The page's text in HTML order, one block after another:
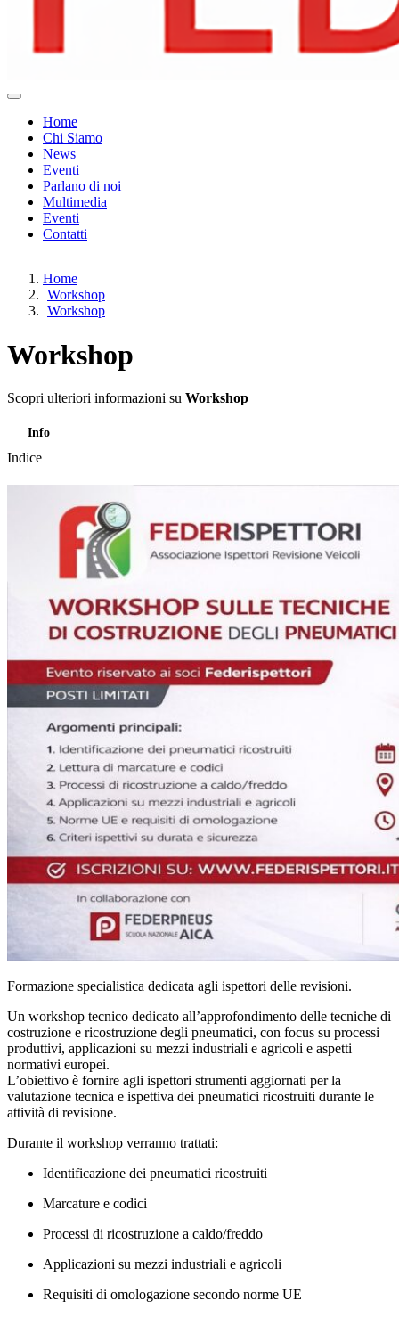
Home
Chi Siamo
News
Eventi
Parlano di noi
Multimedia
Eventi
Contatti
Home
Workshop
Workshop
Workshop
Scopri ulteriori informazioni su Workshop
Info
Indice
Formazione specialistica dedicata agli ispettori delle revisioni.
Un workshop tecnico dedicato all’approfondimento delle tecniche di
costruzione e ricostruzione degli pneumatici, con focus su processi
produttivi, applicazioni su mezzi industriali e agricoli e aspetti
normativi europei.
L’obiettivo è fornire agli ispettori strumenti aggiornati per la
valutazione tecnica e ispettiva dei pneumatici ricostruiti durante le
attività di revisione.
Durante il workshop verranno trattati:
Identificazione dei pneumatici ricostruiti
Marcature e codici
Processi di ricostruzione a caldo/freddo
Applicazioni su mezzi industriali e agricoli
Requisiti di omologazione secondo norme UE